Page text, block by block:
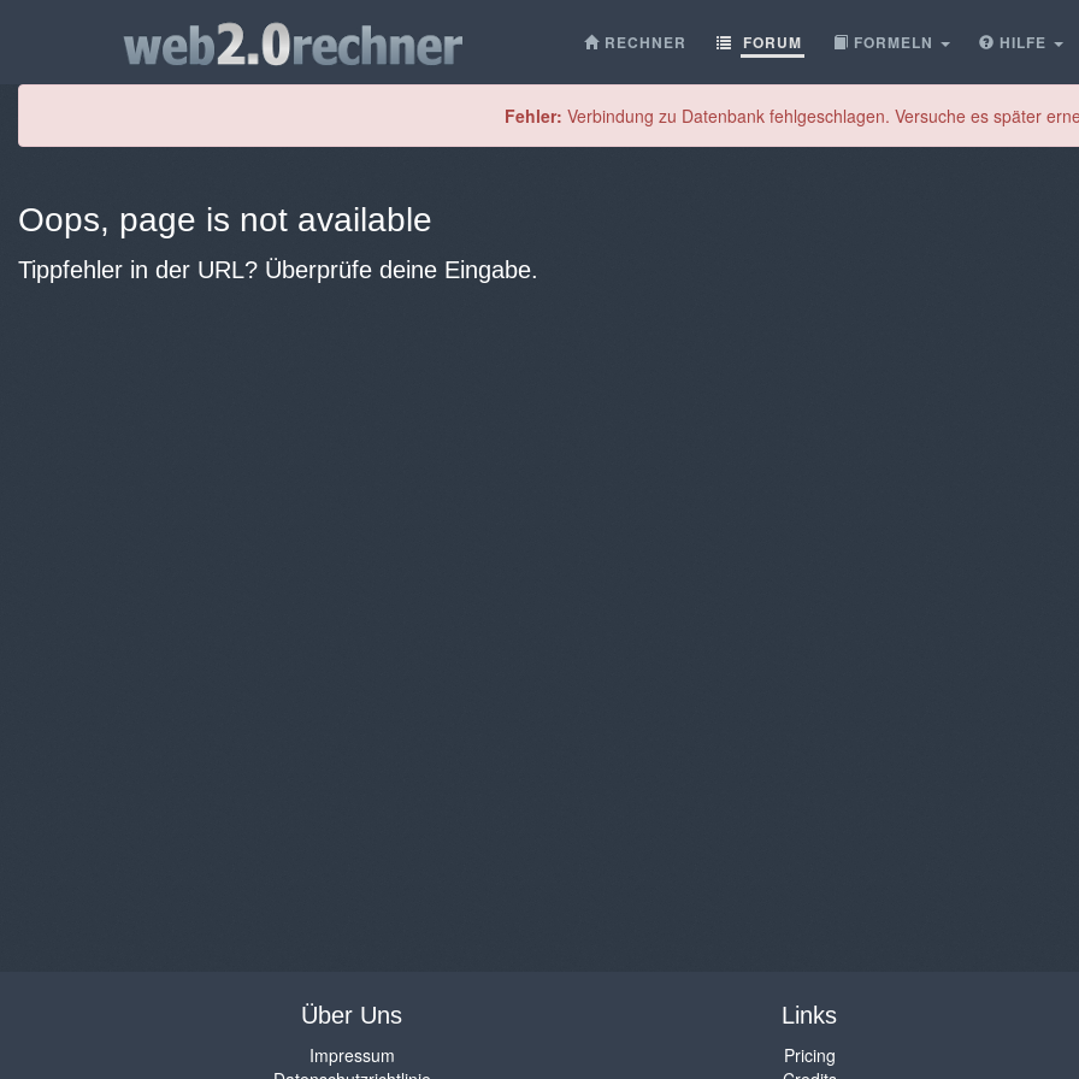
RECHNER FORUM FORMELN HILFE
Fehler: Verbindung zu Datenbank fehlgeschlagen. Versuche es später
Oops, page is not available
Tippfehler in der URL? Überprüfe deine Eingabe.
Über Uns
Impressum
Links
Pricing